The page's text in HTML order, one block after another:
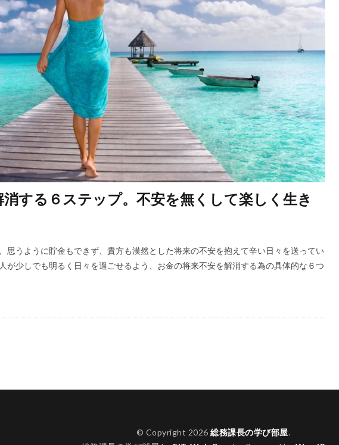
する６ステップ。不安を無くして楽しく生き
思うように貯金もできず、貴方も漠然とした将来の不安を抱えて辛い日々を送ってい
が少しでも明るく日々を過ごせるよう、お金の将来不安を解消する為の具体的な６つ
© Copyright 2026総務課長の学び部屋.